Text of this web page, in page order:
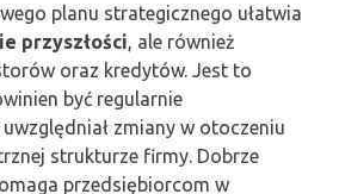
planu strategicznego ułatwia
przyszłości, ale również
oraz kredytów. Jest to
być regularnie
zmiany w otoczeniu
strukturze firmy. Dobrze
przedsiębiorcom w